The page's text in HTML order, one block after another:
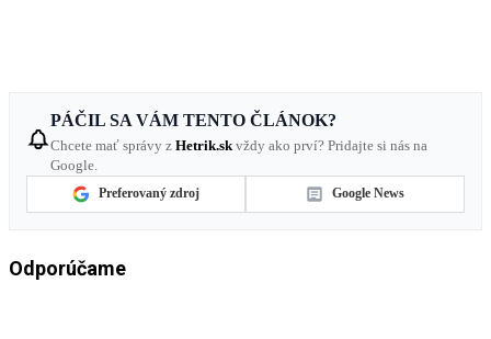
PÁČIL SA VÁM TENTO ČLÁNOK?
Chcete mať správy z Hetrik.sk vždy ako prví? Pridajte si nás na
Google.
Preferovaný zdroj Google News
Odporúčame